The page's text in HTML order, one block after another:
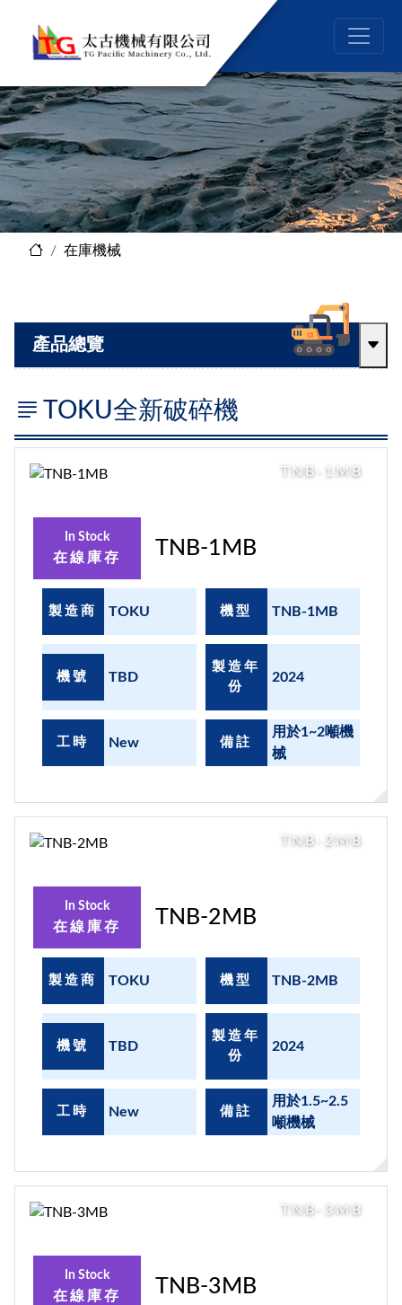
在庫機械
產品總覽
TOKU全新破碎機
TNB-1MB
In Stock
在線庫存 TNB-1MB
製造商 TOKU 機型 TNB-1MB
機號 TBD
製造年
份
2024
工時 New 備註
用於1~2噸機
械
TNB-2MB
In Stock
在線庫存 TNB-2MB
製造商 TOKU 機型 TNB-2MB
機號 TBD
製造年
份
2024
工時 New 備註
用於1.5~2.5
噸機械
TNB-3MB
In Stock
在線庫存 TNB-3MB